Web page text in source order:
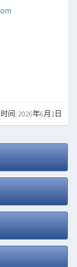
间: 2026年6月1日